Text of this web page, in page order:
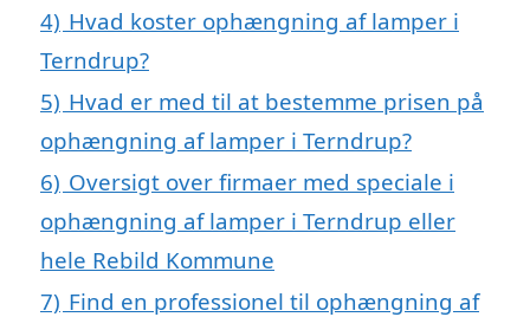
4) Hvad koster ophængning af lamper i
Terndrup?
5) Hvad er med til at bestemme prisen på
ophængning af lamper i Terndrup?
6) Oversigt over firmaer med speciale i
ophængning af lamper i Terndrup eller
hele Rebild Kommune
7) Find en professionel til ophængning af